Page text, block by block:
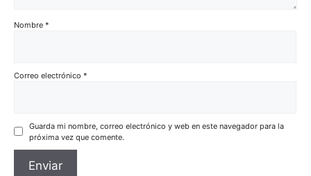
Nombre *
Correo electrónico *
Guarda mi nombre, correo electrónico y web en este navegador para la
próxima vez que comente.